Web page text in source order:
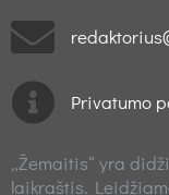
Privatumo
„Žemaitis“ yra
laikraštis.